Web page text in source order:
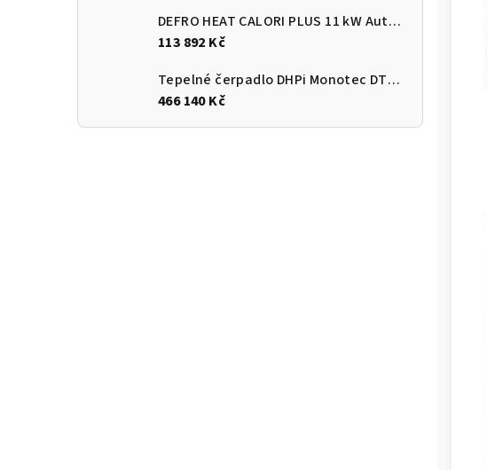
DEFRO HEAT CALORI PLUS 11 kW Automatický kotel na pelety
113 892 Kč
Tepelné čerpadlo DHPi Monotec DTi 200 12kW
466 140 Kč